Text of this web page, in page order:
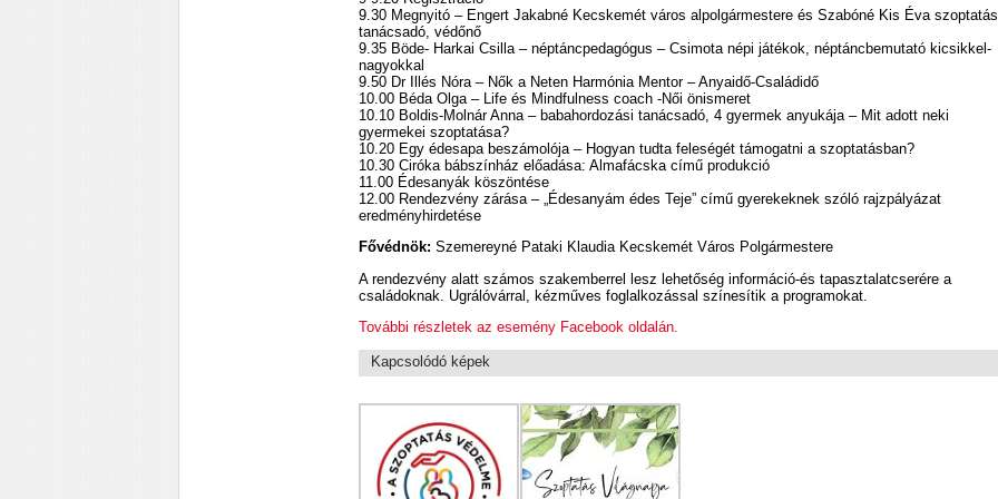
9.30 Megnyitó – Engert Jakabné Kecskemét város alpolgármestere és Szabóné Kis Éva
tanácsadó, védőnő
9.35 Böde- Harkai Csilla – néptáncpedagógus – Csimota népi játékok, néptáncbemutató kicsikkel-
nagyokkal
9.50 Dr Illés Nóra – Nők a Neten Harmónia Mentor – Anyaidő-Családidő
10.00 Béda Olga – Life és Mindfulness coach -Női önismeret
10.10 Boldis-Molnár Anna – babahordozási tanácsadó, 4 gyermek anyukája – Mit adott neki
gyermekei szoptatása?
10.20 Egy édesapa beszámolója – Hogyan tudta feleségét támogatni a szoptatásban?
10.30 Ciróka bábszínház előadása: Almafácska című produkció
11.00 Édesanyák köszöntése
12.00 Rendezvény zárása – „Édesanyám édes Teje” című gyerekeknek szóló rajzpályázat
eredményhirdetése
Fővédnök: Szemereyné Pataki Klaudia Kecskemét Város Polgármestere
A rendezvény alatt számos szakemberrel lesz lehetőség információ-és tapasztalatcserére a
családoknak. Ugrálóvárral, kézműves foglalkozással színesítik a programokat.
További részletek az esemény Facebook oldalán.
Kapcsolódó képek